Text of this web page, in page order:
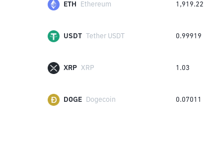
ETH Ethereum 1,919.22
USDT Tether USDT 0.99919
XRP XRP 1.03
DOGE Dogecoin 0.07011